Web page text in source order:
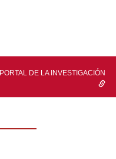
PORTAL DE LA INVESTIGACIÓN